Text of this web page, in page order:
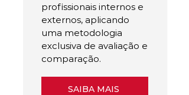
profissionais internos e
externos, aplicando
uma metodologia
exclusiva de avaliação e
comparação.
SAIBA MAIS